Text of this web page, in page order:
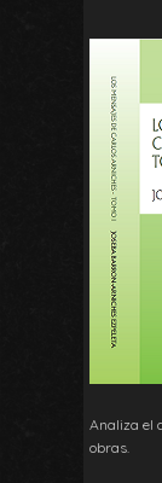
Analiza el
obras.